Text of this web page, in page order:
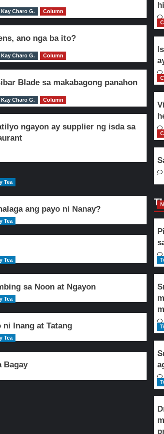
Charo G.
Column
ano nga ba ito?
Charo G.
Column
Blade sa makabagong panahon
Charo G.
Column
ngayon ay supplier ng isda sa
Tea
ang payo ni Nanay?
Tea
Tea
sa Noon at Ngayon
Tea
ni Inang at Tatang
Tea
Bagay